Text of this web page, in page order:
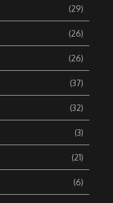
(29)
(26)
(26)
(37)
(32)
(3)
(21)
(6)